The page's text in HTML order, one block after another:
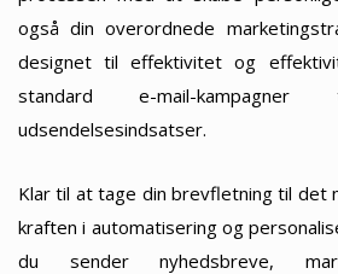
også din overordnede
designet til effektivitet og
standard e-mail-kampagner
udsendelsesindsatser.
Klar til at tage din brevfletning til det
kraften i automatisering og
du sender nyhedsbreve,